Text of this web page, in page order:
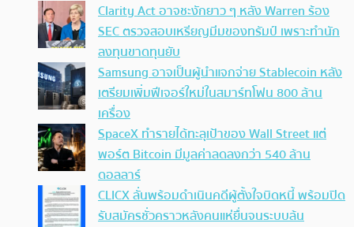
Clarity Act อาจชะงักยาว ๆ หลัง Warren ร้อง
SEC ตรวจสอบเหรียญมีมของทรัมป์ เพราะทำนัก
ลงทุนขาดทุนยับ
Samsung อาจเป็นผู้นำแจกจ่าย Stablecoin หลัง
เตรียมเพิ่มฟีเจอร์ใหม่ในสมาร์ทโฟน 800 ล้าน
เครื่อง
SpaceX ทำรายได้ทะลุเป้าของ Wall Street แต่
พอร์ต Bitcoin มีมูลค่าลดลงกว่า 540 ล้าน
ดอลลาร์
CLICX ลั่นพร้อมดำเนินคดีผู้ตั้งใจบิดหนี้ พร้อมปิด
รับสมัครชั่วคราวหลังคนแห่ยื่นจนระบบล้น